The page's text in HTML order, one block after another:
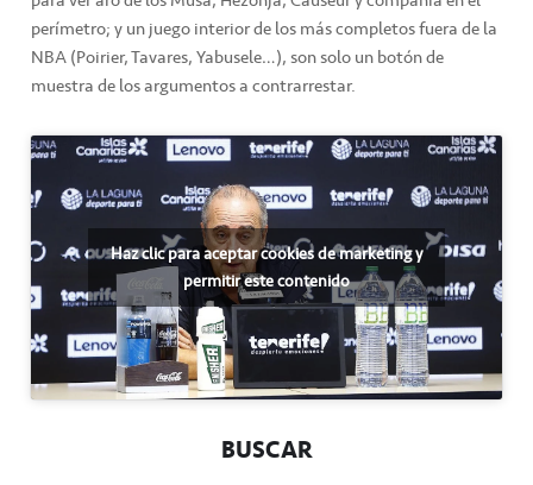
perímetro; y un juego interior de los más completos fuera de la
NBA (Poirier, Tavares, Yabusele…), son solo un botón de
muestra de los argumentos a contrarrestar.
Haz clic para aceptar cookies de marketing y
permitir este contenido
BUSCAR